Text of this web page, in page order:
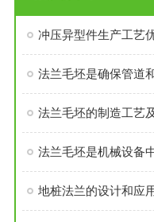
冲压异型件生产工艺
法兰毛坯是确保管道
法兰毛坯的制造工艺
法兰毛坯是机械设备
地桩法兰的设计和应